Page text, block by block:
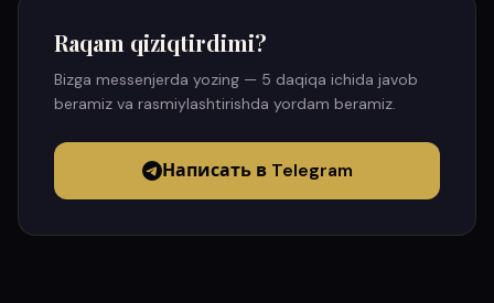
Raqam qiziqtirdimi?
Bizga messenjerda yozing — 5 daqiqa ichida javob
beramiz va rasmiylashtirishda yordam beramiz.
Написать в Telegram